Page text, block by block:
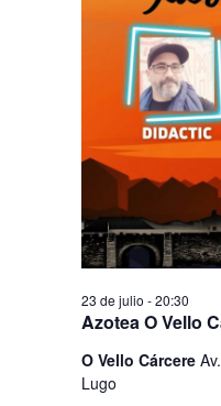
Azotea O Vello
23 de julio - 20:30
O Vello Cárcere
Lugo